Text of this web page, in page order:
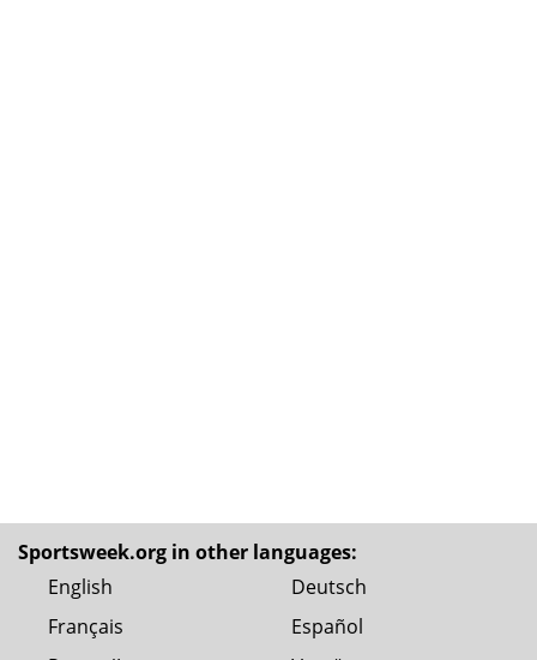
Sportsweek.org in other languages:
English
Deutsch
Français
Español